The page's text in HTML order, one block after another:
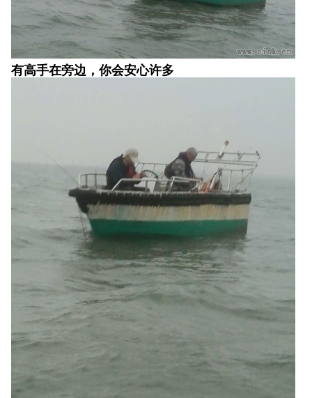
有高手在旁边，你会安心许多